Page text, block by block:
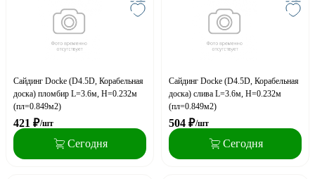
Сайдинг Docke (D4.5D, Корабельная
доска) пломбир L=3.6м, H=0.232м
(пл=0.849м2)
421 ₽/шт
Сегодня
Сайдинг Docke (D4.5D, Корабельная
доска) слива L=3.6м, H=0.232м
(пл=0.849м2)
504 ₽/шт
Сегодня